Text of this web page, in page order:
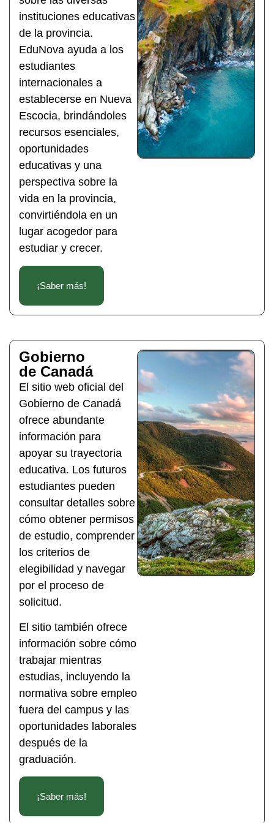
instituciones educativas
de la provincia.
EduNova ayuda a los
estudiantes
internacionales a
establecerse en Nueva
Escocia, brindándoles
recursos esenciales,
oportunidades
educativas y una
perspectiva sobre la
vida en la provincia,
convirtiéndola en un
lugar acogedor para
estudiar y crecer.
¡Saber más!
Gobierno
de Canadá
El sitio web oficial del
Gobierno de Canadá
ofrece abundante
información para
apoyar su trayectoria
educativa. Los futuros
estudiantes pueden
consultar detalles sobre
cómo obtener permisos
de estudio, comprender
los criterios de
elegibilidad y navegar
por el proceso de
solicitud.
El sitio también ofrece
información sobre cómo
trabajar mientras
estudias, incluyendo la
normativa sobre empleo
fuera del campus y las
oportunidades laborales
después de la
graduación.
¡Saber más!